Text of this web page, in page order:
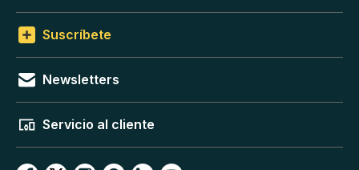
Suscríbete
Newsletters
Servicio al cliente